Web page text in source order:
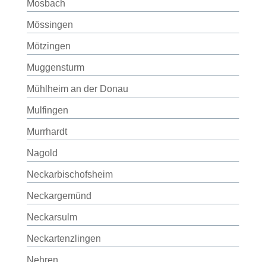
Mosbach
Mössingen
Mötzingen
Muggensturm
Mühlheim an der Donau
Mulfingen
Murrhardt
Nagold
Neckarbischofsheim
Neckargemünd
Neckarsulm
Neckartenzlingen
Nehren